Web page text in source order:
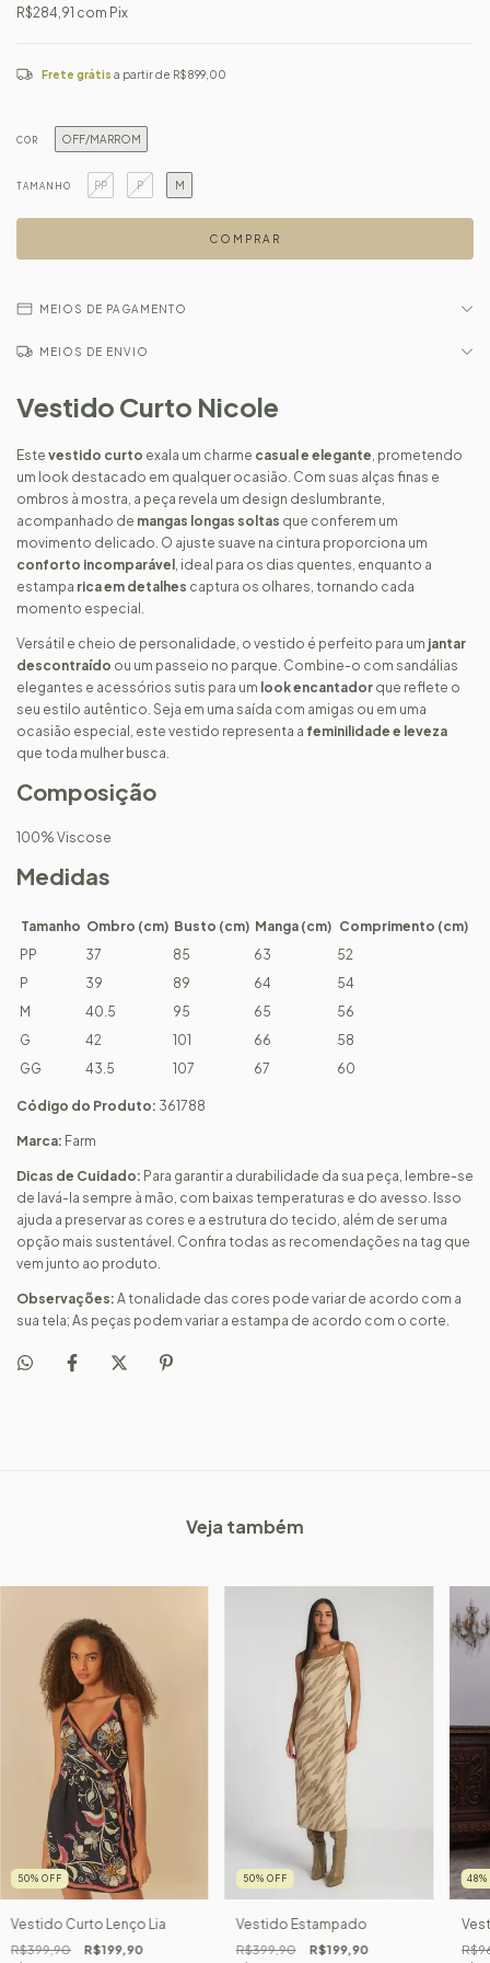
R$284,91 com Pix
Frete grátis a partir de R$899,00
COR OFF/MARROM
TAMANHO PP P M
MEIOS DE PAGAMENTO
MEIOS DE ENVIO
Vestido Curto Nicole
Este vestido curto exala um charme casual e elegante , prometendo
um look destacado em qualquer ocasião. Com suas alças finas e
ombros à mostra, a peça revela um design deslumbrante,
acompanhado de mangas longas soltas que conferem um
movimento delicado. O ajuste suave na cintura proporciona um
conforto incomparável
, ideal para os dias quentes, enquanto a
estampa rica em detalhes captura os olhares, tornando cada
momento especial.
Versátil e cheio de personalidade, o vestido é perfeito para um jantar
descontraído ou um passeio no parque. Combine-o com sandálias
elegantes e acessórios sutis para um look encantador que reflete o
seu estilo autêntico. Seja em uma saída com amigas ou em uma
ocasião especial, este vestido representa a feminilidade e leveza
que toda mulher busca.
Composição
100% Viscose
Medidas
Tamanho Ombro (cm) Busto (cm) Manga (cm) Comprimento (cm)
PP
37 85 63
52
P
39 89 64
54
M
40.5 95 65
56
G
42 101 66
58
GG
43.5 107 67 60
Código do Produto: 361788
Marca: Farm
Dicas de Cuidado: Para garantir a durabilidade da sua peça, lembre-se
de lavá-la sempre à mão, com baixas temperaturas e do avesso. Isso
ajuda a preservar as cores e a estrutura do tecido, além de ser uma
opção mais sustentável. Confira todas as recomendações na tag que
vem junto ao produto.
Observações: A tonalidade das cores pode variar de acordo com a
sua tela; As peças podem variar a estampa de acordo com o corte.
Veja também
50% OFF
Vestido Curto Lenço Lia
R$399,90 R$199,90
50% OFF
Vestido Estampado
R$399,90 R$199,90
48%